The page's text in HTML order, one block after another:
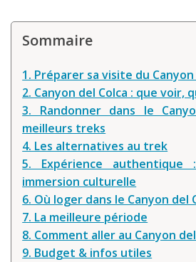
Sommaire
1. Préparer sa visite du Canyon
2. Canyon del Colca : que voir,
3. Randonner dans le
meilleurs treks
4. Les alternatives au trek
5. Expérience
immersion culturelle
6. Où loger dans le Canyon del
7. La meilleure période
8. Comment aller au Canyon
9. Budget & infos utiles